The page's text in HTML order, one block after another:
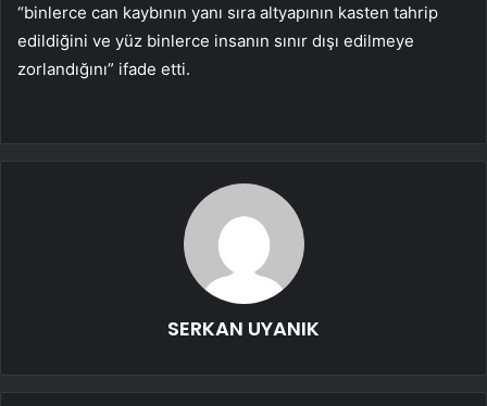
“binlerce can kaybının yanı sıra altyapının kasten tahrip
edildiğini ve yüz binlerce insanın sınır dışı edilmeye
zorlandığını” ifade etti.
SERKAN UYANIK